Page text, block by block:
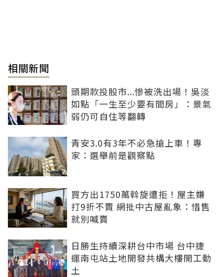
相關新聞
頭期款投股市...慘被洗出場！吳淡
如點「一生至少要有間房」：景氣
弱仍可自住等翻轉
青安3.0有3年不必急搶上車！專
家：選舉前是觀察點
買方出1750萬斡旋遭拒！屋主嫌
打9折不賣 網批中古屋亂象：惜售
就別喊賣
日勝生持續深耕台中市場 台中捷
運南屯站土地開發共構大樓開工動
土